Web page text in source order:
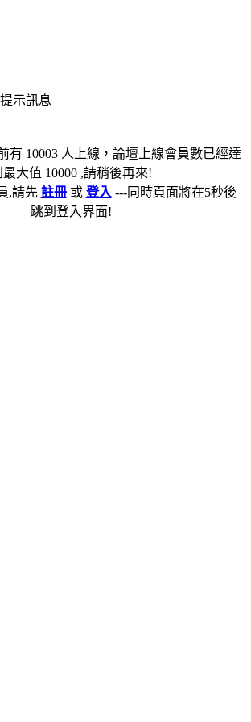
示訊息
有 10003 人上線，論壇上線會員數已經達
最大值 10000 ,請稍後再來!
,請先 註冊或 登入 ---同時頁面將在5秒後
跳到登入界面!